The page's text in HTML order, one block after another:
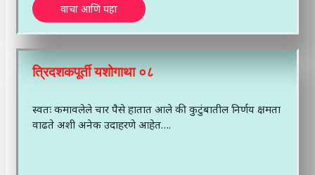
वाचा आणि पहा
त्रिदशकपूर्ती यशोगाथा ०८
स्वतः कमावलेले चार पैसे हातात आले की कुटुंबातील निर्णय क्षमता
वाढते अशी अनेक उदाहरणे आहेत….